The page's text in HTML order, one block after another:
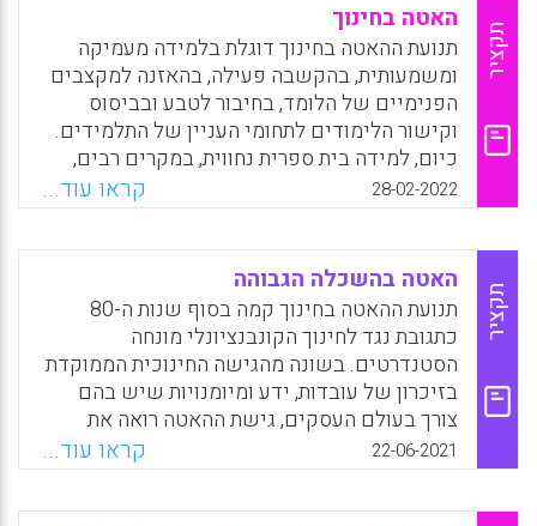
תקציר
האטה בחינוך
תנועת ההאטה בחינוך דוגלת בלמידה מעמיקה
ומשמעותית, בהקשבה פעילה, בהאזנה למקצבים
הפנימיים של הלומד, בחיבור לטבע ובביסוס
וקישור הלימודים לתחומי העניין של התלמידים.
כיום, למידה בית ספרית נחווית, במקרים רבים,
כמסה כבדה ודחוסה של חומרי לימוד המוצגים
לילד כנחוצים והכרחיים. כפועל יוצא משיטה זו,
הילדים אמנם מצליחים לפתח טכניקות
להתמודדות עם כמויות גדולות של חומרי לימוד.
אבל, היכולות האלו באות על חשבון העמקה,
סקרנות, פענוח, הבנה, משמעות, הנאה וחשיבה
ביקורתית.
WhatsApp
Facebook
Email
X
28-02-2022 קראו עוד...
תקציר
האטה בהשכלה הגבוהה
תנועת ההאטה בחינוך קמה בסוף שנות ה-80
כתגובת נגד לחינוך הקונבנציונלי מונחה
הסטנדרטים. בשונה מהגישה החינוכית הממוקדת
בזיכרון של עובדות, ידע ומיומנויות שיש בהם
צורך בעולם העסקים, גישת ההאטה רואה את
המוקד של החינוך בטיפוח חשיבה ביקורתית,
מודעות עצמית, משמעת, חוסן, מנהיגות, אמפתיה
וחמלה. תנועת ההאטה בהשכלה הגבוהה שואפת
22-06-2021 קראו עוד...